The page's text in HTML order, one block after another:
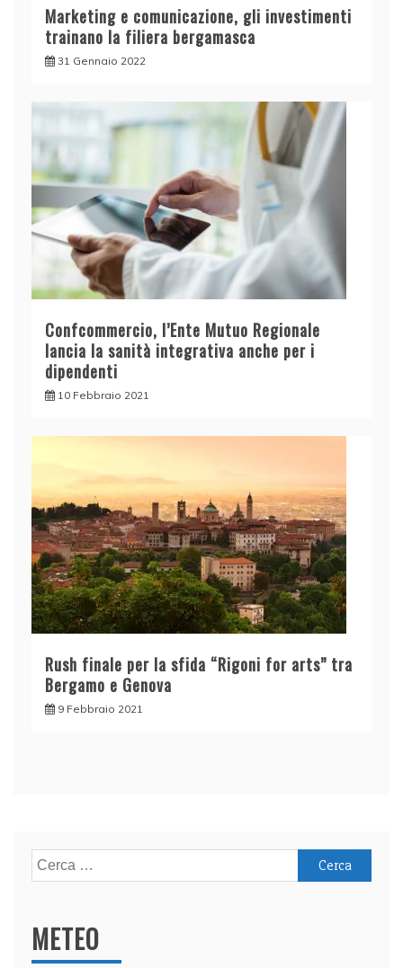
Marketing e comunicazione, gli investimenti
trainano la filiera bergamasca
31 Gennaio 2022
Confcommercio, l’Ente Mutuo Regionale
lancia la sanità integrativa anche per i
dipendenti
10 Febbraio 2021
Rush finale per la sfida “Rigoni for arts” tra
Bergamo e Genova
9 Febbraio 2021
Ricerca
per:
METEO